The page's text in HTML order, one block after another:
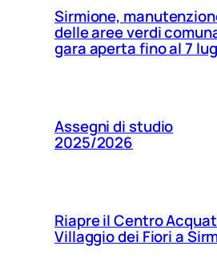
Sirmione,
delle aree verdi
gara aperta fino al 7
Assegni di studio
2025/2026
Riapre il Centro
Villaggio dei Fiori a